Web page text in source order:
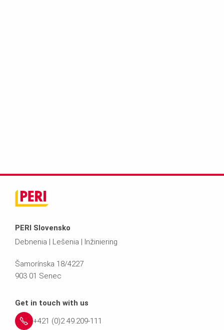
PERI Slovensko
Debnenia | Lešenia | Inžiniering
Šamorínska 18/4227
903 01 Senec
Get in touch with us
+421 (0)2 49.209-111